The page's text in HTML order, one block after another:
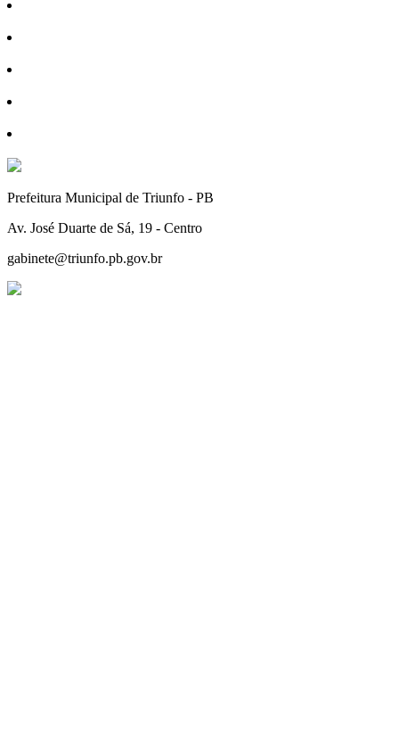
Prefeitura Municipal de Triunfo - PB
Av. José Duarte de Sá, 19 - Centro
gabinete@triunfo.pb.gov.br